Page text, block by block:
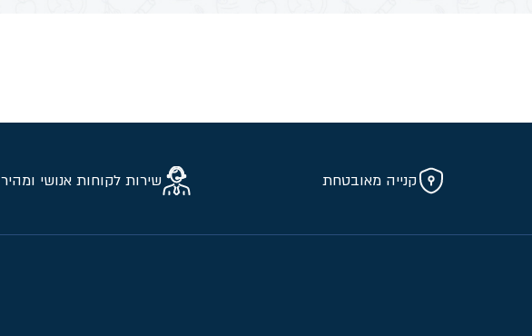
קנייה מאובטחת שירות לקוחות אנושי ומהיר